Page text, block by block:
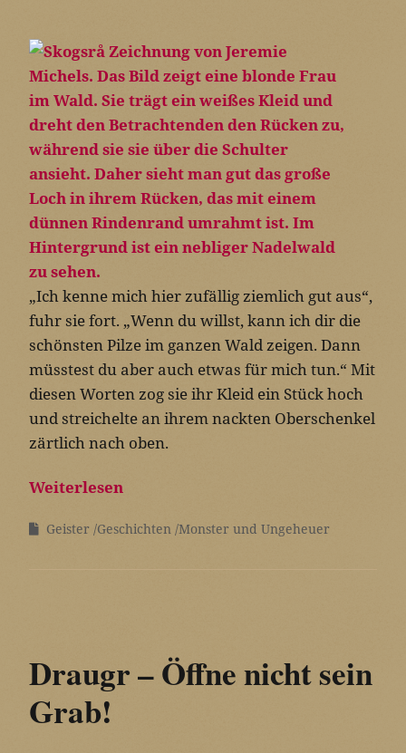
„Ich kenne mich hier zufällig ziemlich gut aus“,
fuhr sie fort. „Wenn du willst, kann ich dir die
schönsten Pilze im ganzen Wald zeigen. Dann
müsstest du aber auch etwas für mich tun.“ Mit
diesen Worten zog sie ihr Kleid ein Stück hoch
und streichelte an ihrem nackten Oberschenkel
zärtlich nach oben.
Weiterlesen
Geister Geschichten Monster und Ungeheuer
Draugr – Öffne nicht sein
Grab!